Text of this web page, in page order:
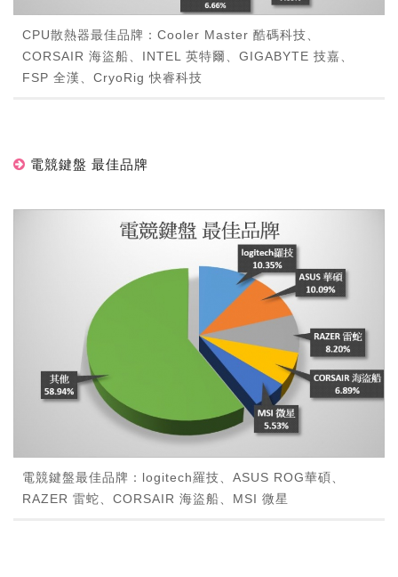
CPU散熱器最佳品牌：Cooler Master 酷碼科技、
CORSAIR 海盜船、INTEL 英特爾、GIGABYTE 技嘉、
FSP 全漢、CryoRig 快睿科技
電競鍵盤 最佳品牌
電競鍵盤最佳品牌：logitech羅技、ASUS ROG華碩、
RAZER 雷蛇、CORSAIR 海盜船、MSI 微星